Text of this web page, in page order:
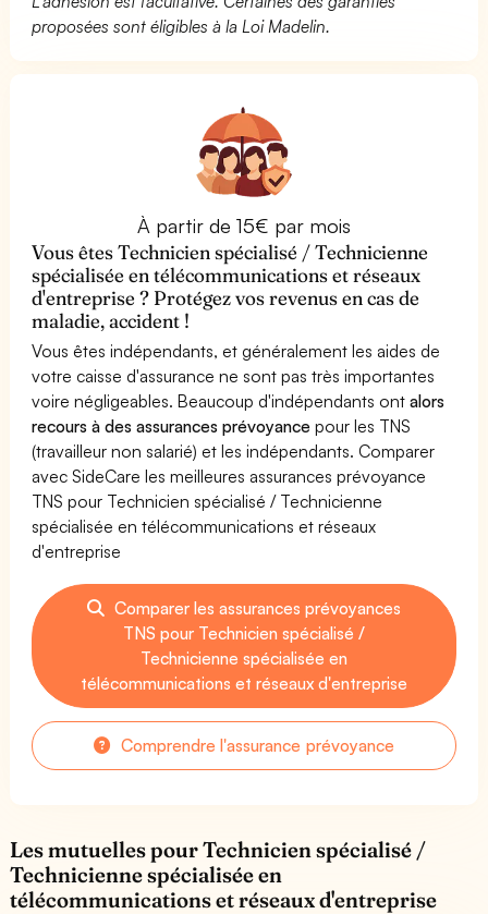
proposées sont éligibles à la Loi Madelin.
À partir de 15€ par mois
Vous êtes Technicien spécialisé / Technicienne
spécialisée en télécommunications et réseaux
d'entreprise ? Protégez vos revenus en cas de
maladie, accident !
Vous êtes indépendants, et généralement les aides de
votre caisse d'assurance ne sont pas très importantes
voire négligeables. Beaucoup d'indépendants ontalors
recours à des assurances prévoyance pour les TNS
(travailleur non salarié) et les indépendants. Comparer
avec SideCare les meilleures assurances prévoyance
TNS pour Technicien spécialisé / Technicienne
spécialisée en télécommunications et réseaux
d'entreprise
Comparer les assurances prévoyances
TNS pour Technicien spécialisé /
Technicienne spécialisée en
télécommunications et réseaux d'entreprise
Comprendre l'assurance prévoyance
Les mutuelles pour Technicien spécialisé /
Technicienne spécialisée en
télécommunications et réseaux d'entreprise